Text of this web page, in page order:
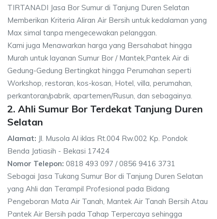
TIRTANADI Jasa Bor Sumur di Tanjung Duren Selatan
Memberikan Kriteria Aliran Air Bersih untuk kedalaman yang
Max simal tanpa mengecewakan pelanggan.
Kami juga Menawarkan harga yang Bersahabat hingga
Murah untuk layanan Sumur Bor / Mantek,Pantek Air di
Gedung-Gedung Bertingkat hingga Perumahan seperti
Workshop, restoran, kos-kosan, Hotel, villa, perumahan,
perkantoran/pabrik, apartemen/Rusun, dan sebagainya.
2. Ahli Sumur Bor Terdekat Tanjung Duren
Selatan
Alamat: Jl. Musola Al iklas Rt.004 Rw.002 Kp. Pondok
Benda Jatiasih - Bekasi 17424
Nomor Telepon: 0818 493 097 / 0856 9416 3731
Sebagai Jasa Tukang Sumur Bor di Tanjung Duren Selatan
yang Ahli dan Terampil Profesional pada Bidang
Pengeboran Mata Air Tanah, Mantek Air Tanah Bersih Atau
Pantek Air Bersih pada Tahap Terpercaya sehingga